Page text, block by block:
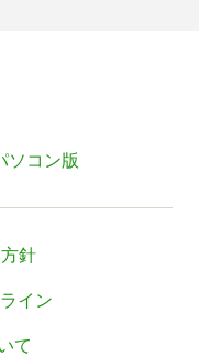
ソコン版
針
イン
て